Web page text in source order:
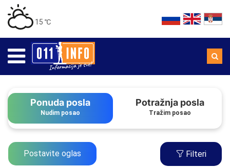
15 ℃
Ponuda posla
Nudim posao
Potražnja posla
Tražim posao
Postavite oglas Filteri